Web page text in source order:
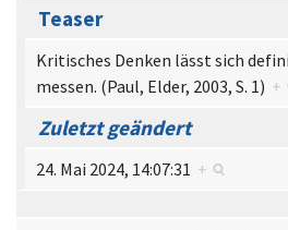
Teaser
Kritisches Denken lässt sich
messen. (Paul, Elder, 2003, S. 1) +
Zuletzt geändert
24. Mai 2024, 14:07:31 +